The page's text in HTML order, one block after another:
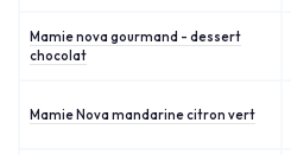
Mamie nova gourmand - dessert
chocolat
Mamie Nova mandarine citron vert